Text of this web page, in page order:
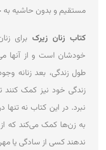
مستقیم و بدون حاشیه به
کتاب زنان زیرک برای
خودشان است و از آنها
طول زندگی، بعد زنانه
زندگی خود نیز کمک کنند
نبرد. در این کتاب نه تنها
به زن‌ها کمک می‌کند که از
ندهند کسی از سادگی یا